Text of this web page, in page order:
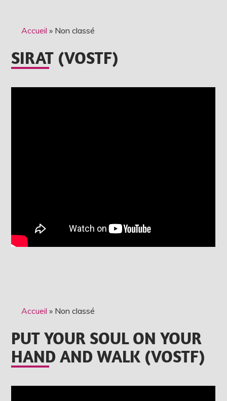
Accueil » Non classé
SIRAT (VOSTF)
Accueil » Non classé
PUT YOUR SOUL ON YOUR
HAND AND WALK (VOSTF)